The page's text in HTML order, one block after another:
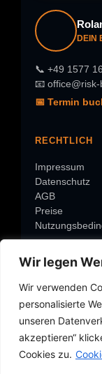
Wir legen
Wir verwenden
personalisierte
unseren
akzeptieren“
Cookies zu.
DEIN
📞 +49 1577
📧
📅 Termin
RECHTLICH
Impressum
Datenschutz
AGB
Preise
ÜBER RISK-
Warum Risk-
Über Roland
Rolands-Check
Service-Center
Über Risk-BOT